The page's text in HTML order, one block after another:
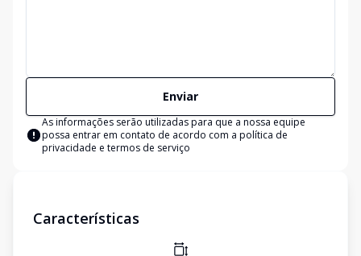
Enviar
As informações serão utilizadas para que a nossa equipe
possa entrar em contato de acordo com a política de
privacidade e termos de serviço
Características